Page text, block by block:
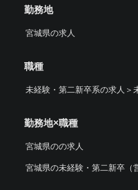
勤務地
宮城県の求人
職種
未経験・第二新卒系の求人 ＞
勤務地×職種
宮城県のの求人
宮城県の未経験・第二新卒（